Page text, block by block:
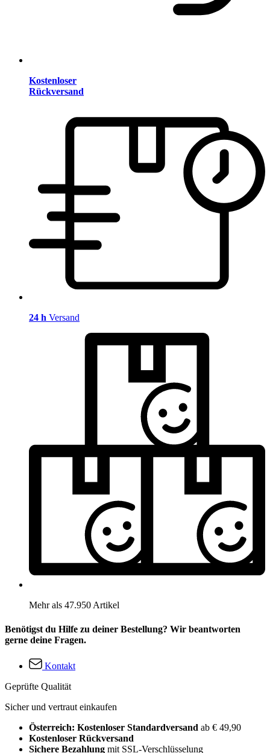
Kostenloser
Rückversand
24 h Versand
Mehr als 47.950 Artikel
Benötigst du Hilfe zu deiner Bestellung? Wir beantworten
gerne deine Fragen.
Kontakt
Geprüfte Qualität
Sicher und vertraut einkaufen
Österreich: Kostenloser Standardversand ab € 49,90
Kostenloser Rückversand
Sichere Bezahlung mit SSL-Verschlüsselung